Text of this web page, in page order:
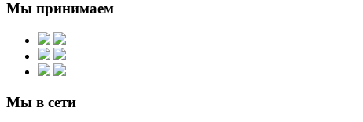
Мы принимаем
Мы в сети